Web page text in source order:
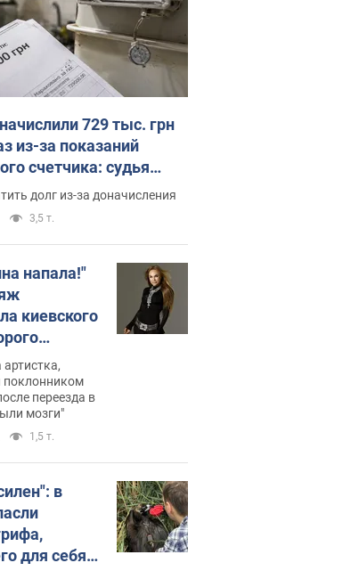
729 тыс. грн
из-за показаний
счетчика: судья
решение
долг из-за доначисления
3,5 т.
напала!"
киевского
он
не знал,
поклонником
переезда в
мозги"
1,5 т.
в
для себя